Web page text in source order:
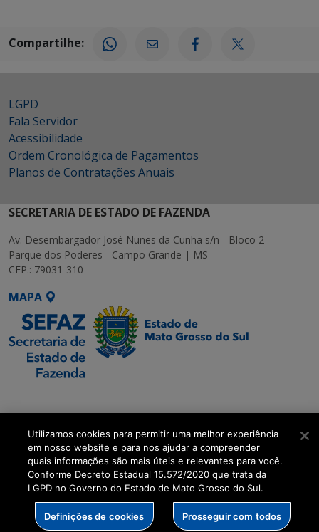
Compartilhe:
LGPD
Fala Servidor
Acessibilidade
Ordem Cronológica de Pagamentos
Planos de Contratações Anuais
SECRETARIA DE ESTADO DE FAZENDA
Av. Desembargador José Nunes da Cunha s/n - Bloco 2
Parque dos Poderes - Campo Grande | MS
CEP.: 79031-310
MAPA
Executiva de
Transformação Digital
get_footer();
Utilizamos cookies para permitir uma melhor experiência
em nosso website e para nos ajudar a compreender
quais informações são mais úteis e relevantes para você.
Conforme Decreto Estadual 15.572/2020 que trata da
LGPD no Governo do Estado de Mato Grosso do Sul.
Definições de cookies Prosseguir com todos